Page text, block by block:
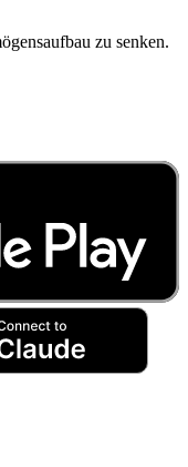
zu senken.